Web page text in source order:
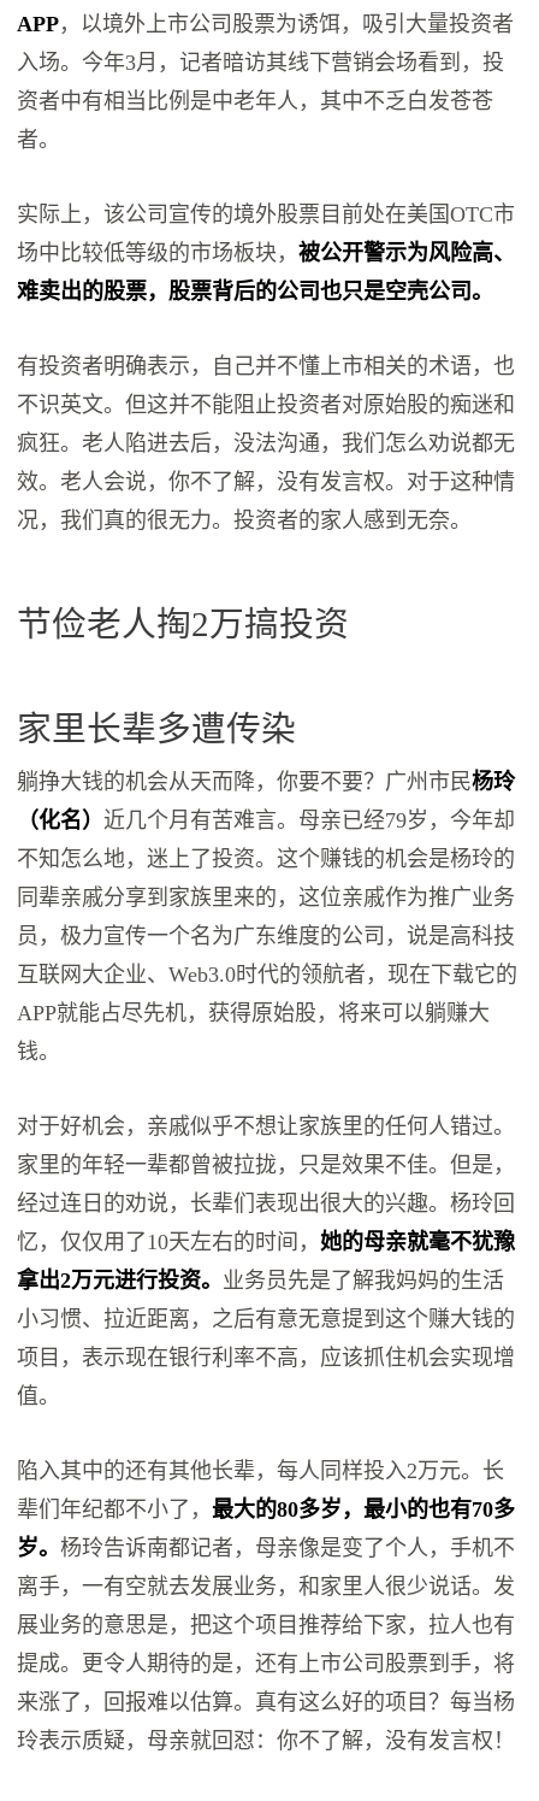
APP，以境外上市公司股票为诱饵，吸引大量投资者
入场。今年3月，记者暗访其线下营销会场看到，投
资者中有相当比例是中老年人，其中不乏白发苍苍
者。
实际上，该公司宣传的境外股票目前处在美国OTC市
场中比较低等级的市场板块，被公开警示为风险高、
难卖出的股票，股票背后的公司也只是空壳公司。
有投资者明确表示，自己并不懂上市相关的术语，也
不识英文。但这并不能阻止投资者对原始股的痴迷和
疯狂。老人陷进去后，没法沟通，我们怎么劝说都无
效。老人会说，你不了解，没有发言权。对于这种情
况，我们真的很无力。投资者的家人感到无奈。
节俭老人掏2万搞投资
家里长辈多遭传染
躺挣大钱的机会从天而降，你要不要？广州市民杨玲
（化名） 近几个月有苦难言。母亲已经79岁，今年却
不知怎么地，迷上了投资。这个赚钱的机会是杨玲的
同辈亲戚分享到家族里来的，这位亲戚作为推广业务
员，极力宣传一个名为广东维度的公司，说是高科技
互联网大企业、Web3.0时代的领航者，现在下载它的
APP就能占尽先机，获得原始股，将来可以躺赚大
钱。
对于好机会，亲戚似乎不想让家族里的任何人错过。
家里的年轻一辈都曾被拉拢，只是效果不佳。但是，
经过连日的劝说，长辈们表现出很大的兴趣。杨玲回
忆，仅仅用了10天左右的时间，她的母亲就毫不犹豫
拿出2万元进行投资。 业务员先是了解我妈妈的生活
小习惯、拉近距离，之后有意无意提到这个赚大钱的
项目，表示现在银行利率不高，应该抓住机会实现增
值。
陷入其中的还有其他长辈，每人同样投入2万元。长
辈们年纪都不小了，最大的80多岁，最小的也有70多
岁。杨玲告诉南都记者，母亲像是变了个人，手机不
离手，一有空就去发展业务，和家里人很少说话。发
展业务的意思是，把这个项目推荐给下家，拉人也有
提成。更令人期待的是，还有上市公司股票到手，将
来涨了，回报难以估算。真有这么好的项目？每当杨
玲表示质疑，母亲就回怼：你不了解，没有发言权！